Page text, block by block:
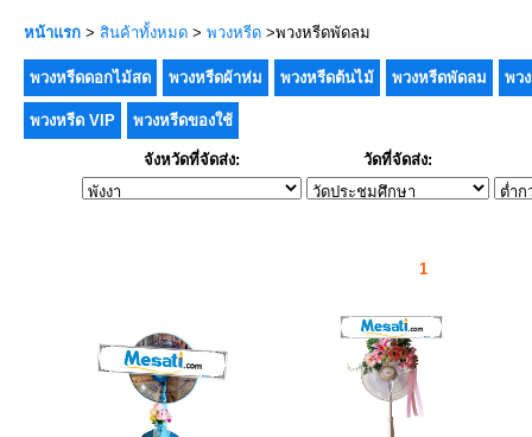
หน้าแรก > สินค้าทั้งหมด > พวงหรีด >พวงหรีดพัดลม
พวงหรีดดอกไม้สด พวงหรีดผ้าห่ม พวงหรีดต้นไม้ พวงหรีดพัดลม พว
พวงหรีด VIP พวงหรีดของใช้
จังหวัดที่จัดส่ง: วัดที่จัดส่ง:
1